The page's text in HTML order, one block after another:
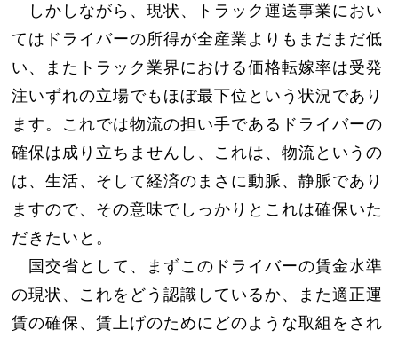
しかしながら、現状、トラック運送事業におい
てはドライバーの所得が全産業よりもまだまだ低
い、またトラック業界における価格転嫁率は受発
注いずれの立場でもほぼ最下位という状況であり
ます。これでは物流の担い手であるドライバーの
確保は成り立ちませんし、これは、物流というの
は、生活、そして経済のまさに動脈、静脈であり
ますので、その意味でしっかりとこれは確保いた
だきたいと。
国交省として、まずこのドライバーの賃金水準
の現状、これをどう認識しているか、また適正運
賃の確保、賃上げのためにどのような取組をされ